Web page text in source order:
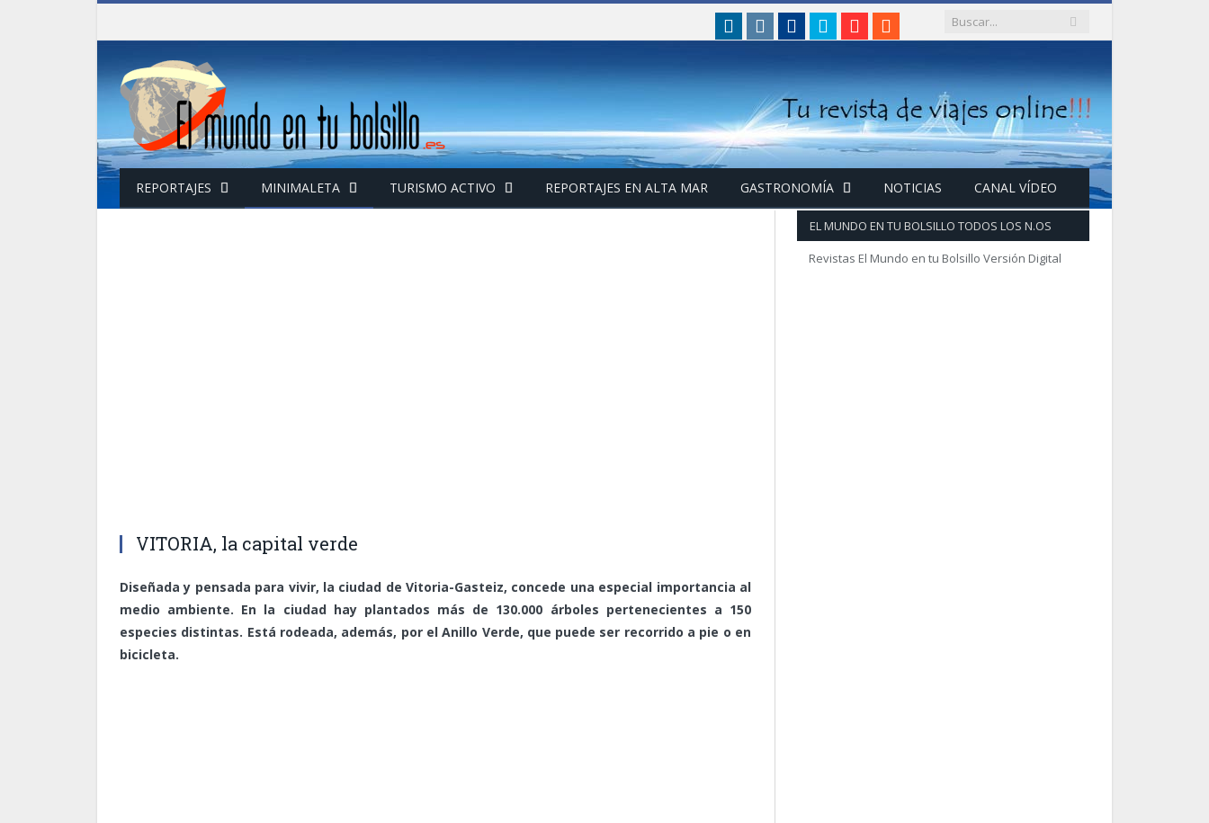
linkedininstagramFacebook
TwitterGoogle+
REPORTAJES MINIMALETA TURISMO ACTIVO REPORTAJES EN ALTA MAR GASTRONOMÍA NOTICIAS CANAL VÍDEO
VITORIA, la capital verde
Diseñada y pensada para vivir, la ciudad de Vitoria-Gasteiz, concede una especial importancia al
medio ambiente. En la ciudad hay plantados más de 130.000 árboles pertenecientes a 150
especies distintas. Está rodeada, además, por el Anillo Verde, que puede ser recorrido a pie o en
bicicleta.
EL MUNDO EN TU BOLSILLO TODOS LOS N.OS
Revistas El Mundo en tu Bolsillo Versión Digital